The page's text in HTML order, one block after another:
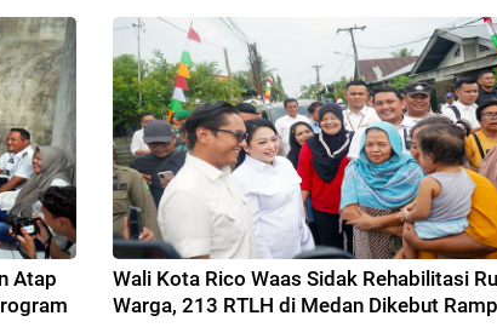
Atap
Wali Kota Rico Waas Sidak Rehabilitasi
Warga, 213 RTLH di Medan Dikebut